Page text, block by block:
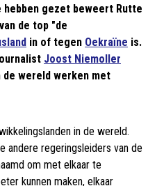
gezet beweert Rutte
de top "de
in of tegen Oekraïne is.
Joost Niemoller
de wereld werken met
in de wereld.
andere regeringsleiders van de
om met elkaar te
kunnen maken, elkaar